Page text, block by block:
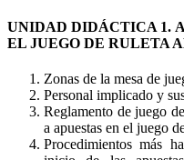
UNIDAD DIDÁCTICA 1.
EL JUEGO DE RULETA
Zonas de la mesa de
Personal implicado y
Reglamento de juego
a apuestas en el juego
Procedimientos más